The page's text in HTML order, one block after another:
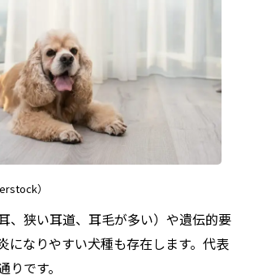
）
、狭い耳道、耳毛が多い）や遺伝的要
になりやすい犬種も存在します。代表
りです。